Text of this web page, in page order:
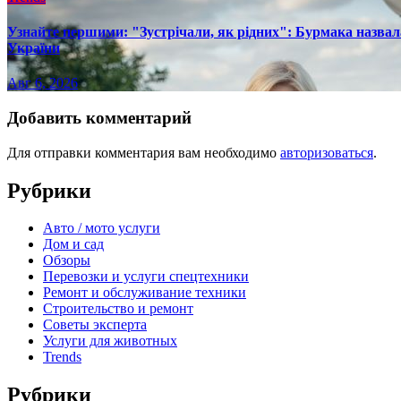
Узнайте першими: "Зустрічали, як рідних": Бурмака
України
Авг 6, 2026
Добавить комментарий
Для отправки комментария вам необходимо авторизоваться.
Рубрики
Авто / мото услуги
Дом и сад
Обзоры
Перевозки и услуги спецтехники
Ремонт и обслуживание техники
Строительство и ремонт
Советы эксперта
Услуги для животных
Trends
Рубрики